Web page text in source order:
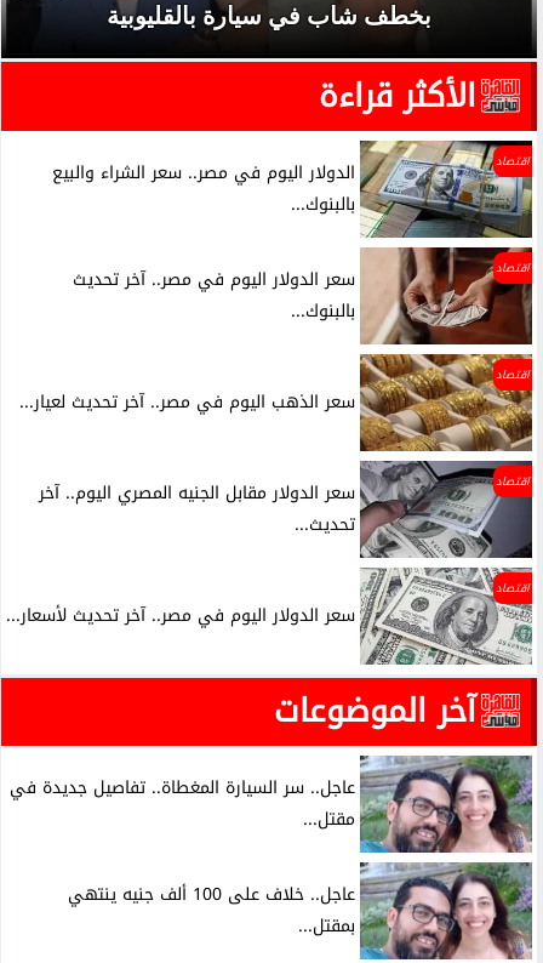
بخطف شاب في سيارة بالقليوبية
الأكثر قراءة
اقتصاد
الدولار اليوم في مصر.. سعر الشراء والبيع
بالبنوك...
اقتصاد
سعر الدولار اليوم في مصر.. آخر تحديث
بالبنوك...
اقتصاد
سعر الذهب اليوم في مصر.. آخر تحديث لعيار...
اقتصاد
سعر الدولار مقابل الجنيه المصري اليوم.. آخر
تحديث...
اقتصاد
سعر الدولار اليوم في مصر.. آخر تحديث لأسعار...
آخر الموضوعات
عاجل.. سر السيارة المغطاة.. تفاصيل جديدة في
مقتل...
عاجل.. خلاف على 100 ألف جنيه ينتهي
بمقتل...